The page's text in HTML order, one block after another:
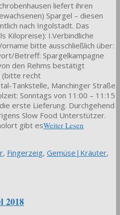
liefert ihren
Spargel – diesen
nach Ingolstadt. Das
Kilopreise): I.Verbindliche
bitte ausschließlich über:
Betreff: Spargelkampagne
den Rehms bestätigt
(bitte recht
Tankstelle, Manchinger Straße
Sonntags von 11:00 – 11:15
erste Lieferung. Durchgehend
Slow Food Unterstützer.
gibt esWeiter Lesen
, Fingerzeig, Gemüse|Kräuter,
2018